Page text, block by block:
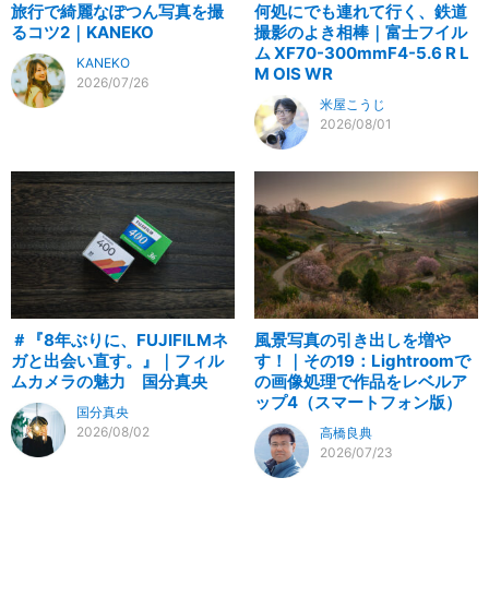
旅行で綺麗なぽつん写真を撮
るコツ2｜KANEKO
KANEKO
2026/07/26
何処にでも連れて行く、鉄道
撮影のよき相棒｜富士フイル
ム XF70-300mmF4-5.6 R L
M OIS WR
米屋こうじ
2026/08/01
＃『8年ぶりに、FUJIFILMネ
ガと出会い直す。』｜フィル
ムカメラの魅力 国分真央
国分真央
2026/08/02
風景写真の引き出しを増や
す！｜その19：Lightroomで
の画像処理で作品をレベルア
ップ4（スマートフォン版）
高橋良典
2026/07/23